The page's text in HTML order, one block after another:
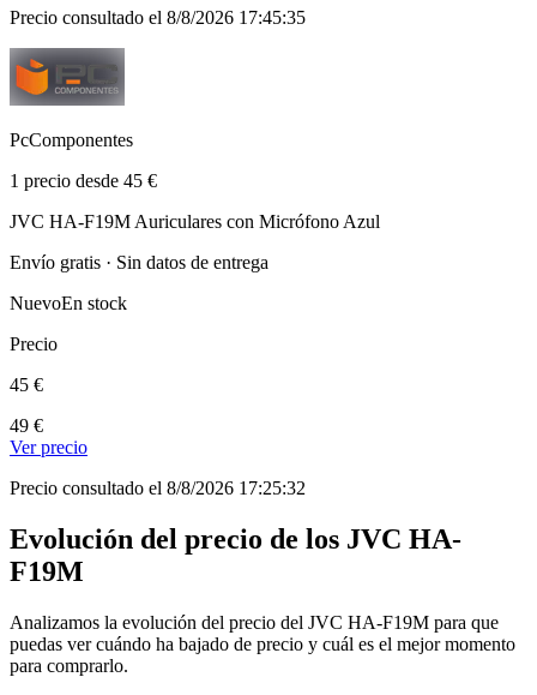
Precio consultado el 8/8/2026 17:45:35
PcComponentes
1 precio desde 45 €
JVC HA-F19M Auriculares con Micrófono Azul
Envío gratis · Sin datos de entrega
NuevoEn stock
Precio
45 €
49 €
Ver precio
Precio consultado el 8/8/2026 17:25:32
Evolución del precio de los JVC HA-
F19M
Analizamos la evolución del precio del JVC HA-F19M para que
puedas ver cuándo ha bajado de precio y cuál es el mejor momento
para comprarlo.